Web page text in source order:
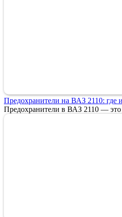
Предохранители на ВАЗ 2110: где
Предохранители в ВАЗ 2110 — это